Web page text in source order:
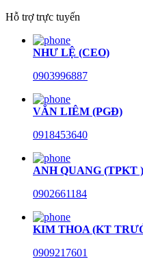
Hỗ trợ trực tuyến
NHƯ LỆ (CEO)
0903996887
VĂN LIÊM (PGĐ)
0918453640
ANH QUANG (TPKT )
0902661184
KIM THOA (KT
0909217601